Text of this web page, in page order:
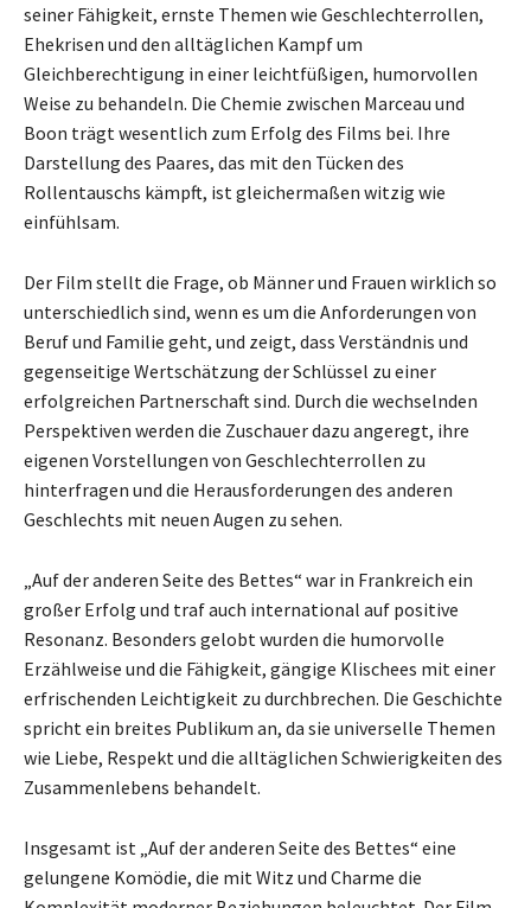
seiner Fähigkeit, ernste Themen wie Geschlechterrollen,
Ehekrisen und den alltäglichen Kampf um
Gleichberechtigung in einer leichtfüßigen, humorvollen
Weise zu behandeln. Die Chemie zwischen Marceau und
Boon trägt wesentlich zum Erfolg des Films bei. Ihre
Darstellung des Paares, das mit den Tücken des
Rollentauschs kämpft, ist gleichermaßen witzig wie
einfühlsam.
Der Film stellt die Frage, ob Männer und Frauen wirklich so
unterschiedlich sind, wenn es um die Anforderungen von
Beruf und Familie geht, und zeigt, dass Verständnis und
gegenseitige Wertschätzung der Schlüssel zu einer
erfolgreichen Partnerschaft sind. Durch die wechselnden
Perspektiven werden die Zuschauer dazu angeregt, ihre
eigenen Vorstellungen von Geschlechterrollen zu
hinterfragen und die Herausforderungen des anderen
Geschlechts mit neuen Augen zu sehen.
„Auf der anderen Seite des Bettes“ war in Frankreich ein
großer Erfolg und traf auch international auf positive
Resonanz. Besonders gelobt wurden die humorvolle
Erzählweise und die Fähigkeit, gängige Klischees mit einer
erfrischenden Leichtigkeit zu durchbrechen. Die Geschichte
spricht ein breites Publikum an, da sie universelle Themen
wie Liebe, Respekt und die alltäglichen Schwierigkeiten des
Zusammenlebens behandelt.
Insgesamt ist „Auf der anderen Seite des Bettes“ eine
gelungene Komödie, die mit Witz und Charme die